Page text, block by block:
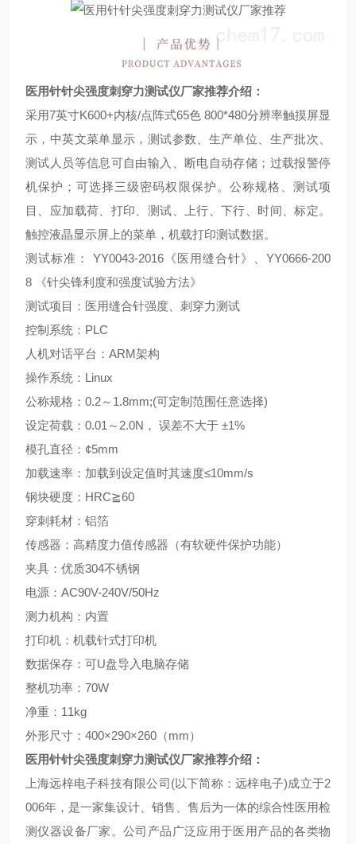
医用针针尖强度刺穿力测试仪厂家推荐介绍：
采用7英寸K600+内核/点阵式65色 800*480分辨率触摸屏显
示，中英文菜单显示，测试参数、生产单位、生产批次、
测试人员等信息可自由输入、断电自动存储；过载报警停
机保护；可选择三级密码权限保护。公称规格、测试项
目、应加载荷、打印、测试、上行、下行、时间、标定。
触控液晶显示屏上的菜单，机载打印测试数据。
测试标准：
YY0043-2016 《医用缝合针》、 YY0666-200
8
《针尖锋利度和强度试验方法》
测试项目：医用缝合针强度、刺穿力测试
控制系统： PLC
人机对话平台： ARM架构
操作系统： Linux
公称规格： 0.2～ 1.8mm;(可定制范围任意选择)
设定荷载： 0.01 ～ 2.0N ， 误差不大于 ±1%
模孔直径： ¢5mm
加载速率：加载到设定值时其速度≤10mm/s
钢块硬度： HRC≧60
穿刺耗材：铝箔
传感器：高精度力值传感器（有软硬件保护功能）
夹具：优质304不锈钢
电源： AC90V-240V/50Hz
测力机构：内置
打印机：机载针式打印机
数据保存：可U盘导入电脑存储
整机功率： 70W
净重： 11kg
外形尺寸： 400×290×260 （mm）
医用针针尖强度刺穿力测试仪厂家推荐介绍：
上海远梓电子科技有限公司(以下简称：远梓电子)成立于2
006年，是一家集设计、 销售、售后为一体的综合性医用检
测仪器设备厂家。公司产品广泛应用于医用产品的各类物